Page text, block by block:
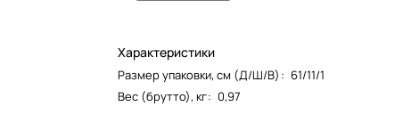
Характеристики
Размер упаковки, см (Д/Ш/В) : 61/11/1
Вес (брутто), кг: 0,97